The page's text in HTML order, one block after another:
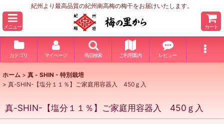
紀州より最高品質の紀州南高梅の梅干をお届けいたします。
メニュー カート
カテゴリ マイページ 商品検索 ご利用案内 レビュー
ホーム > 真 - SHIN - 特別栽培
> 真-SHIN-【塩分１１％】ご家庭用容器入 450ｇ入
真-SHIN-【塩分１１％】ご家庭用容器入 450ｇ入